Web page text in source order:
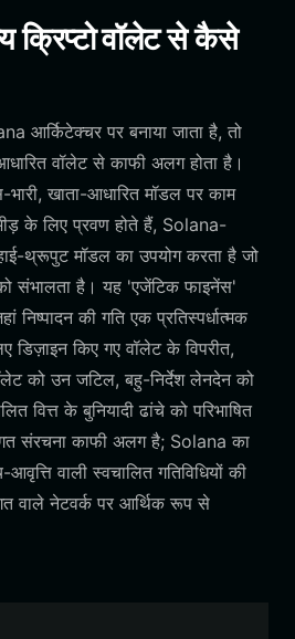
क्रिप्टो वॉलेट से कैसे
आर्किटेक्चर पर बनाया जाता है, तो
वॉलेट से काफी अलग होता है।
खाता-आधारित मॉडल पर काम
के लिए प्रवण होते हैं, Solana-
थ्रूपुट मॉडल का उपयोग करता है जो
संभालता है। यह 'एजेंटिक फाइनेंस'
निष्पादन की गति एक प्रतिस्पर्धात्मक
किए गए वॉलेट के विपरीत,
को उन जटिल, बहु-निर्देश लेनदेन को
वित्त के बुनियादी ढांचे को परिभाषित
संरचना काफी अलग है; Solana का
वाली स्वचालित गतिविधियों की
वाले नेटवर्क पर आर्थिक रूप से